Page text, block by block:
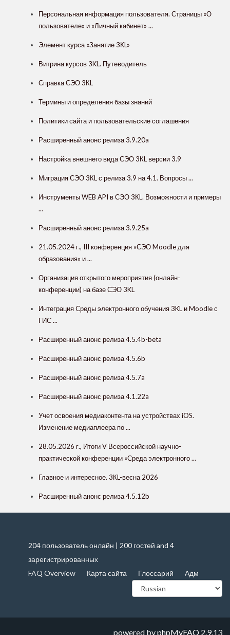
Персональная информация пользователя. Страницы «О
пользователе» и «Личный кабинет» ...
Элемент курса «Занятие 3КL»
Витрина курсов 3KL. Путеводитель
Справка СЭО 3КL
Термины и определения базы знаний
Политики сайта и пользовательские соглашения
Расширенный анонс релиза 3.9.20a
Настройка внешнего вида СЭО 3КL версии 3.9
Миграция СЭО 3КL с релиза 3.9 на 4.1. Вопросы ...
Инструменты WEB API в СЭО 3КL. Возможности и примеры
...
Расширенный анонс релиза 3.9.25a
21.05.2024 г., III конференция «СЭО Moodle для
образования» и ...
Организация открытого мероприятия (онлайн-
конференции) на базе СЭО 3KL
Интеграция Cреды электронного обучения 3KL и Moodle с
ГИС ...
Расширенный анонс релиза 4.5.4b-beta
Расширенный анонс релиза 4.5.6b
Расширенный анонс релиза 4.5.7a
Расширенный анонс релиза 4.1.22a
Учет освоения медиаконтента на устройствах iOS.
Изменение медиаплеера по ...
28.05.2026 г., Итоги V Всероссийской научно-
практической конференции «Среда электронного ...
Главное и интересное. 3КL-весна 2026
Расширенный анонс релиза 4.5.12b
204 пользователь онлайн | 200 гостей and 4
зарегистрированных
FAQ Overview
Карта сайта Глоссарий Адм
powered byphpMyFAQ 2.9.13